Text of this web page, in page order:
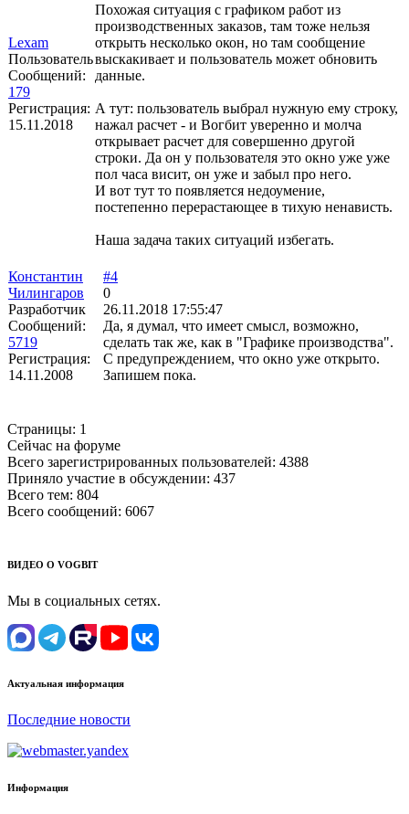
Lexam
Пользователь
Сообщений:
179
Регистрация:
15.11.2018
Похожая ситуация с графиком работ из
производственных заказов, там тоже нельзя
открыть несколько окон, но там сообщение
выскакивает и пользователь может обновить
данные.
А тут: пользователь выбрал нужную ему строку,
нажал расчет - и Вогбит уверенно и молча
открывает расчет для совершенно другой
строки. Да он у пользователя это окно уже уже
пол часа висит, он уже и забыл про него.
И вот тут то появляется недоумение,
постепенно перерастающее в тихую ненависть.
Наша задача таких ситуаций избегать.
Константин
Чилингаров
Разработчик
Сообщений:
5719
Регистрация:
14.11.2008
#4
0
26.11.2018 17:55:47
Да, я думал, что имеет смысл, возможно,
сделать так же, как в "Графике производства".
С предупреждением, что окно уже открыто.
Запишем пока.
Страницы: 1
Сейчас на форуме
Всего зарегистрированных пользователей: 4388
Приняло участие в обсуждении: 437
Всего тем: 804
Всего сообщений: 6067
ВИДЕО О VOGBIT
Мы в социальных сетях.
Актуальная информация
Последние новости
Информация